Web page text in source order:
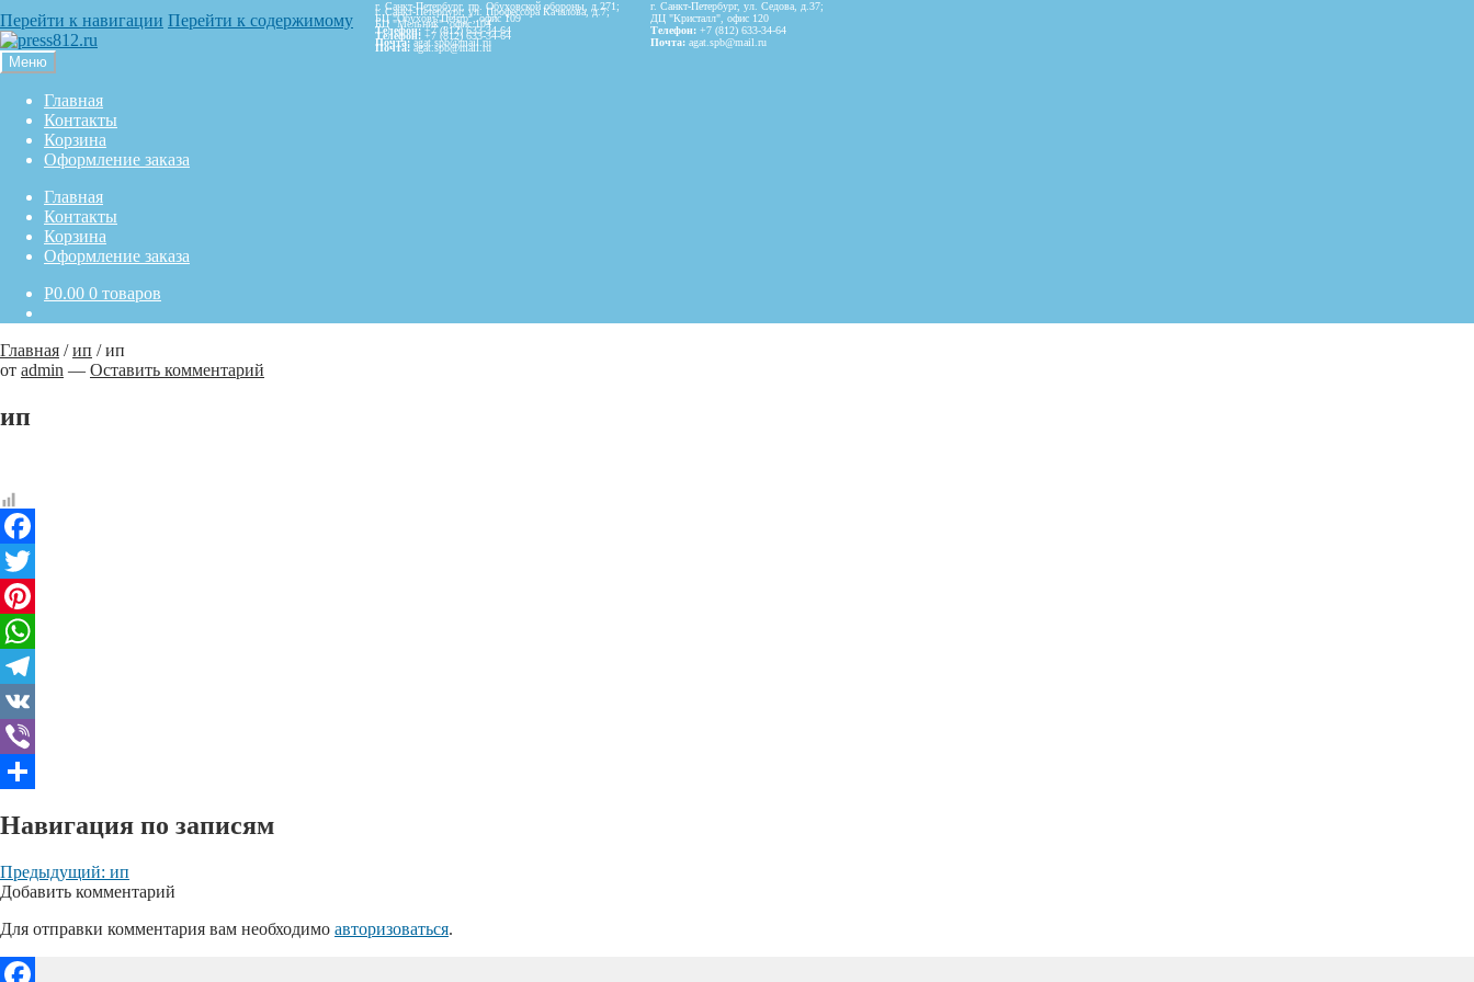
г. Санкт-Петербург, пр. Обуховской обороны, д.271;
БЦ "Обуховъ Центр", офис 109
Телефон: +7 (812) 633-34-64
Почта: agat.spb@mail.ru
г. Санкт-Петербург, ул. Седова, д.37;
ДЦ "Кристалл", офис 120
Телефон: +7 (812) 633-34-64
Почта: agat.spb@mail.ru
г. Санкт-Петербург, ул. Профессора Качалова, д.7;
БЦ "Мельник", офис 104
Телефон: +7 (812) 633-34-64
Почта: agat.spb@mail.ru
Перейти к навигации Перейти к содержимому
Меню
Главная
Контакты
Корзина
Оформление заказа
Главная
Контакты
Корзина
Оформление заказа
Р0.00 0 товаров
Главная /ип /ип
от admin — Оставить комментарий
ип
Facebook
Twitter
Pinterest
WhatsApp
Telegram
VK
Viber
Навигация по записям
Предыдущий: ип
Добавить комментарий
Для отправки комментария вам необходимо авторизоваться.